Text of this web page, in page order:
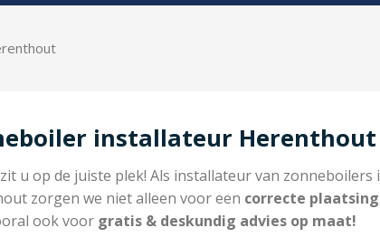
installateur Herenthout
u op de juiste plek! Als installateur van zonneboilers
zorgen we niet alleen voor een correcte plaatsing
ook voor gratis & deskundig advies op maat!